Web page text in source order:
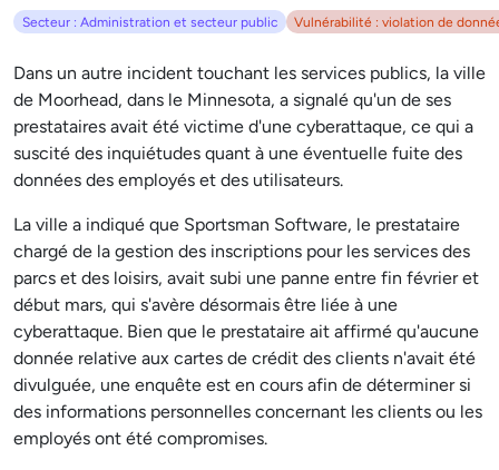
Secteur : Administration et secteur public Vulnérabilité : violation de
Dans un autre incident touchant les services publics, la ville
de Moorhead, dans le Minnesota, a signalé qu'un de ses
prestataires avait été victime d'une cyberattaque, ce qui a
suscité des inquiétudes quant à une éventuelle fuite des
données des employés et des utilisateurs.
La ville a indiqué que Sportsman Software, le prestataire
chargé de la gestion des inscriptions pour les services des
parcs et des loisirs, avait subi une panne entre fin février et
début mars, qui s'avère désormais être liée à une
cyberattaque. Bien que le prestataire ait affirmé qu'aucune
donnée relative aux cartes de crédit des clients n'avait été
divulguée, une enquête est en cours afin de déterminer si
des informations personnelles concernant les clients ou les
employés ont été compromises.